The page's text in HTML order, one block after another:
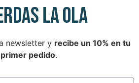
LA OLA
newsletter y recibe un 10% en tu
primer pedido.